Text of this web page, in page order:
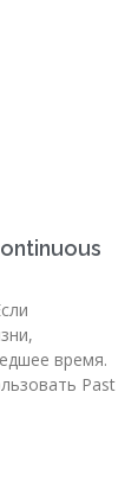
время.
Past